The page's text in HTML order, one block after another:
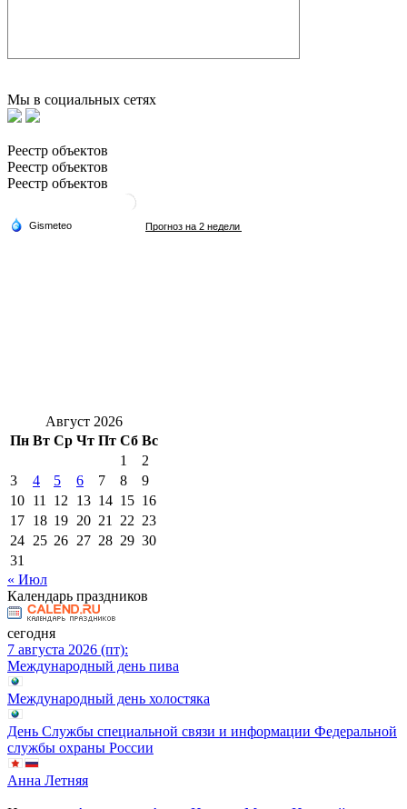
Мы в социальных сетях
Реестр объектов
Реестр объектов
Реестр объектов
Август 2026
Пн Вт Ср Чт Пт Сб Вс
1
2
3
4 5 6 7 8
9
10 11 12 13 14 15 16
17 18 19 20 21 22 23
24 25 26 27 28 29 30
31
« Июл
Календарь праздников
сегодня
7 августа 2026 (пт):
Международный день пива
Международный день холостяка
День Службы специальной связи и информации Федеральной
службы охраны России
Анна Летняя